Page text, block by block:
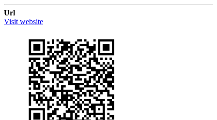
Url
Visit website